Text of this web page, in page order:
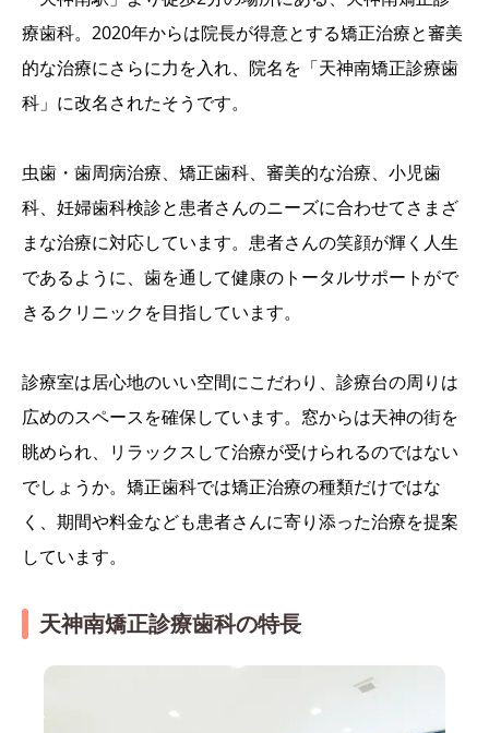
療歯科。2020年からは院長が得意とする矯正治療と審美
的な治療にさらに力を入れ、院名を「天神南矯正診療歯
科」に改名されたそうです。
虫歯・歯周病治療、矯正歯科、審美的な治療、小児歯
科、妊婦歯科検診と患者さんのニーズに合わせてさまざ
まな治療に対応しています。患者さんの笑顔が輝く人生
であるように、歯を通して健康のトータルサポートがで
きるクリニックを目指しています。
診療室は居心地のいい空間にこだわり、診療台の周りは
広めのスペースを確保しています。窓からは天神の街を
眺められ、リラックスして治療が受けられるのではない
でしょうか。矯正歯科では矯正治療の種類だけではな
く、期間や料金なども患者さんに寄り添った治療を提案
しています。
天神南矯正診療歯科の特長